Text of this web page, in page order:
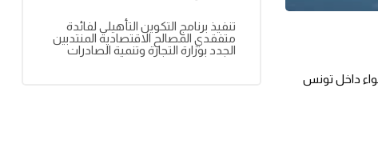
تنفيذ برنامج التكوين التأهيلي لفائدة
متفقدي المصالح الاقتصادية المنتدبين
الجدد بوزارة التجارة وتنمية الصادرات